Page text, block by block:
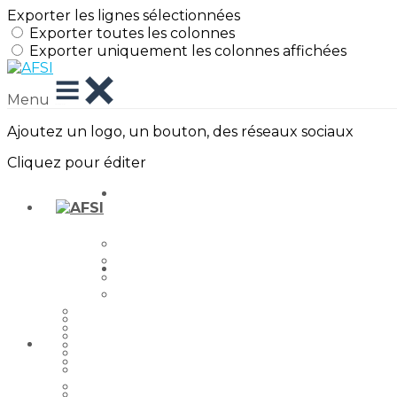
Exporter les lignes sélectionnées
Exporter toutes les colonnes
Exporter uniquement les colonnes affichées
Menu
Ajoutez un logo, un bouton, des réseaux sociaux
Cliquez pour éditer